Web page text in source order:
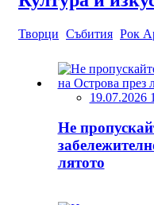
Творци Събития Рок
19.07.2026
Не
лятото